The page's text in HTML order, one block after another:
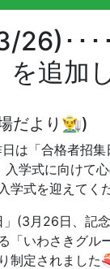
26)･･
を追加
より👨‍🌾)
は「合格者招
学式に向けて
式を迎えてくだ
」(3月26日、
「いわさきグ
制定されまし